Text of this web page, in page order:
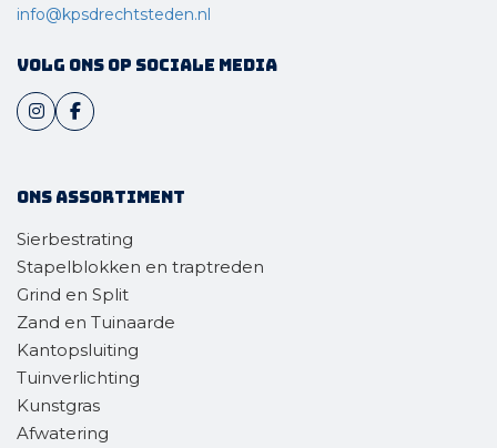
info@kpsdrechtsteden.nl
Volg ons op sociale media
Ons assortiment
Sierbestrating
Stapelblokken en traptreden
Grind en Split
Zand en Tuinaarde
Kantopsluiting
Tuinverlichting
Kunstgras
Afwatering